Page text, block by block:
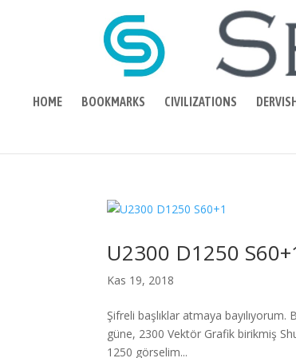
HOME BOOKMARKS CIVILIZATIONS
U2300 D1250
Kas 19, 2018
Şifreli başlıklar atmaya bayılıyorum.
güne, 2300 Vektör Grafik birikmiş
1250 görselim...